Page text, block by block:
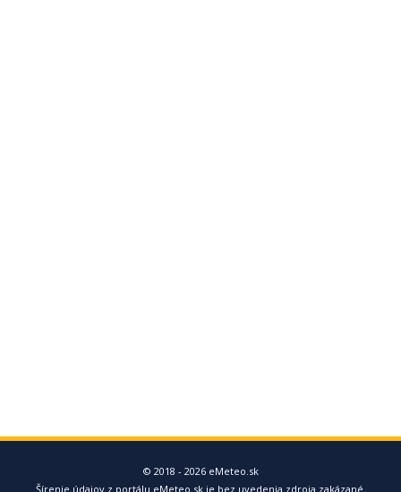
© 2018 - 2026 eMeteo.sk
Šírenie údajov z portálu eMeteo.sk je bez uvedenia zdroja zakázané.